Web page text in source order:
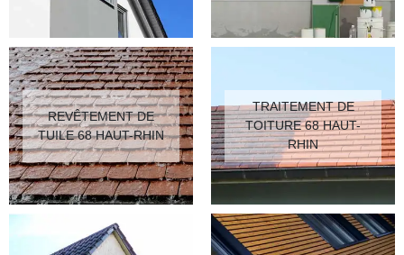
REVÊTEMENT DE
TUILE 68 HAUT-RHIN
TRAITEMENT DE
TOITURE 68 HAUT-
RHIN